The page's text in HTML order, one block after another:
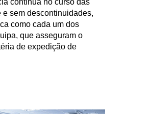
contínua no curso das
e sem descontinuidades,
como cada um dos
que asseguram o
de expedição de